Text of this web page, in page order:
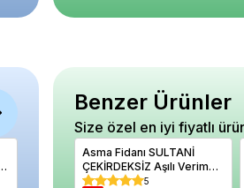
Biber Turşuluk Haşmet
Tohumu Paket 10 gram
5
Elma
120 cm
Benzer Ürünler
Size özel en iyi fiyatlı
Asma Fidanı SULTANİ
ÇEKİRDEKSİZ Aşılı Verime
Hazır Saksıda
5